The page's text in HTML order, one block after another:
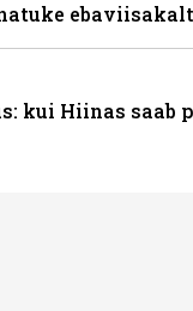
ebaviisakalt
kui Hiinas